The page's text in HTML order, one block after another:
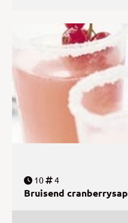
10 4
Bruisend cranberrysap